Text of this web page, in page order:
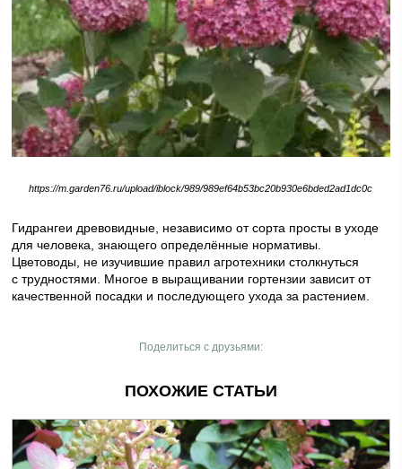
https://m.garden76.ru/upload/iblock/989/989ef64b53bc20b930e6bded2ad1dc0c
Гидрангеи древовидные, независимо от сорта просты в уходе
для человека, знающего определённые нормативы.
Цветоводы, не изучившие правил агротехники столкнуться
с трудностями. Многое в выращивании гортензии зависит от
качественной посадки и последующего ухода за растением.
Поделиться с друзьями:
ПОХОЖИЕ СТАТЬИ